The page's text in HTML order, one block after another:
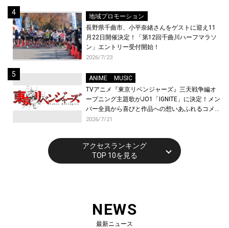
地域プロモーション
長野県千曲市、小平奈緒さんをゲストに迎え11
月22日開催決定！「第12回千曲川ハーフマラソ
ン」エントリー受付開始！
2026/7/23
ANIME
MUSIC
TVアニメ『東京リベンジャーズ』三天戦争編オ
ープニング主題歌がJO1「IGNITE」に決定！メン
バー全員から喜びと作品への想いあふれるコメン
トが到着！9月に東京・大阪で先行上映会を開
2026/7/21
アクセスランキング
TOP 10を見る
NEWS
最新ニュース